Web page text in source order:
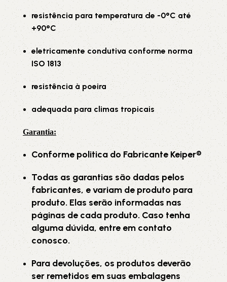
resistência para temperatura de -0°C até
+90°C
eletricamente condutiva conforme norma
ISO 1813
resistência à poeira
adequada para climas tropicais
Garantia:
Conforme politica do Fabricante Keiper®
Todas as garantias são dadas pelos
fabricantes, e variam de produto para
produto. Elas serão informadas nas
páginas de cada produto. Caso tenha
alguma dúvida, entre em contato
conosco.
Para devoluções, os produtos deverão
ser remetidos em suas embalagens